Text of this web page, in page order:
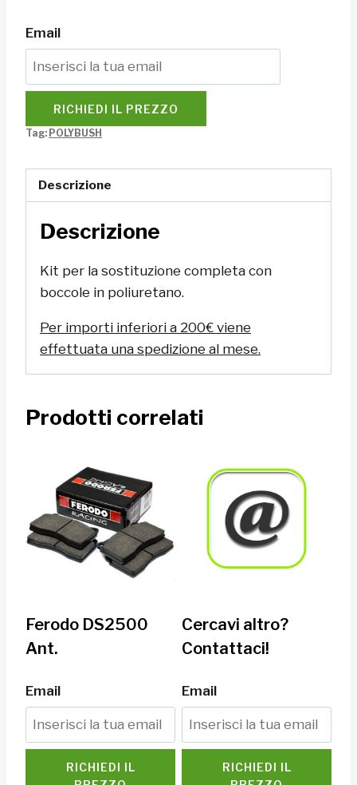
Email
RICHIEDI IL PREZZO
Tag: POLYBUSH
Descrizione
Descrizione
Kit per la sostituzione completa con
boccole in poliuretano.
Per importi inferiori a 200€ viene
effettuata una spedizione al mese.
Prodotti correlati
Ferodo DS2500
Ant.
Email
RICHIEDI IL
Cercavi altro?
Contattaci!
Email
RICHIEDI IL